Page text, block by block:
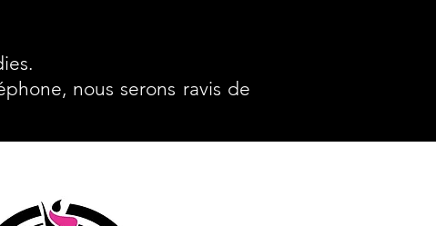
nous serons ravis de